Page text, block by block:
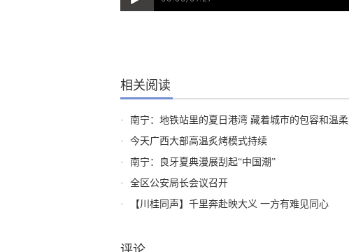
相关阅读
· 南宁：地铁站里的夏日港湾 藏着城市的包容和温柔
·
今天广西大部高温炙烤模式持续
·
南宁：良牙夏典漫展刮起“中国潮”
·
全区公安局长会议召开
·
【川桂同声】千里奔赴映大义 一方有难见同心